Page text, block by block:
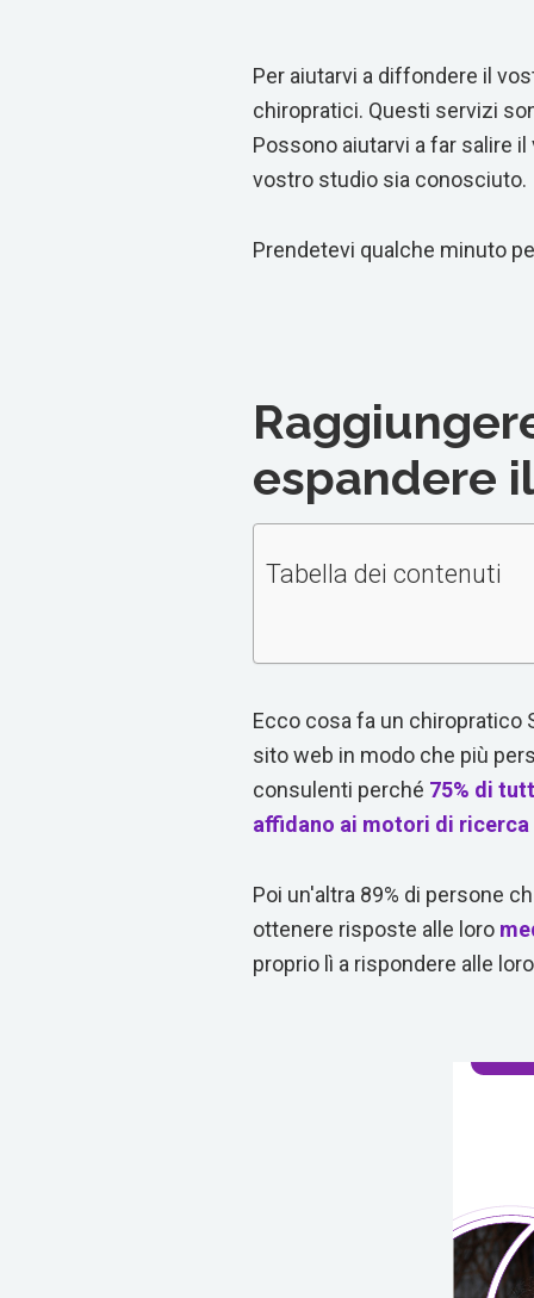
Per aiutarvi a diffondere il
chiropratici. Questi servizi
Possono aiutarvi a far salire
vostro studio sia conosciuto.
Prendetevi qualche minuto
espandere
Tabella dei contenuti
Ecco cosa fa un chiropratico
sito web in modo che più
consulenti perché 75% di
affidano ai motori di
Poi un'altra 89% di persone
ottenere risposte alle loro
proprio lì a rispondere alle